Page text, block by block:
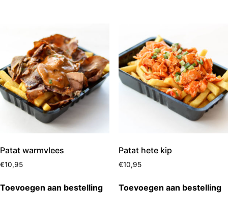
Patat warmvlees
€10,95
Toevoegen aan bestelling
Patat hete kip
€10,95
Toevoegen aan bestelling